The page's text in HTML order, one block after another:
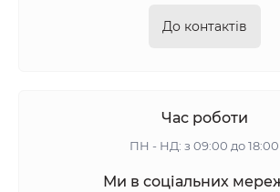
До контактів
Час роботи
ПН - НД: з 09:00 до 18:00
Ми в соціальних